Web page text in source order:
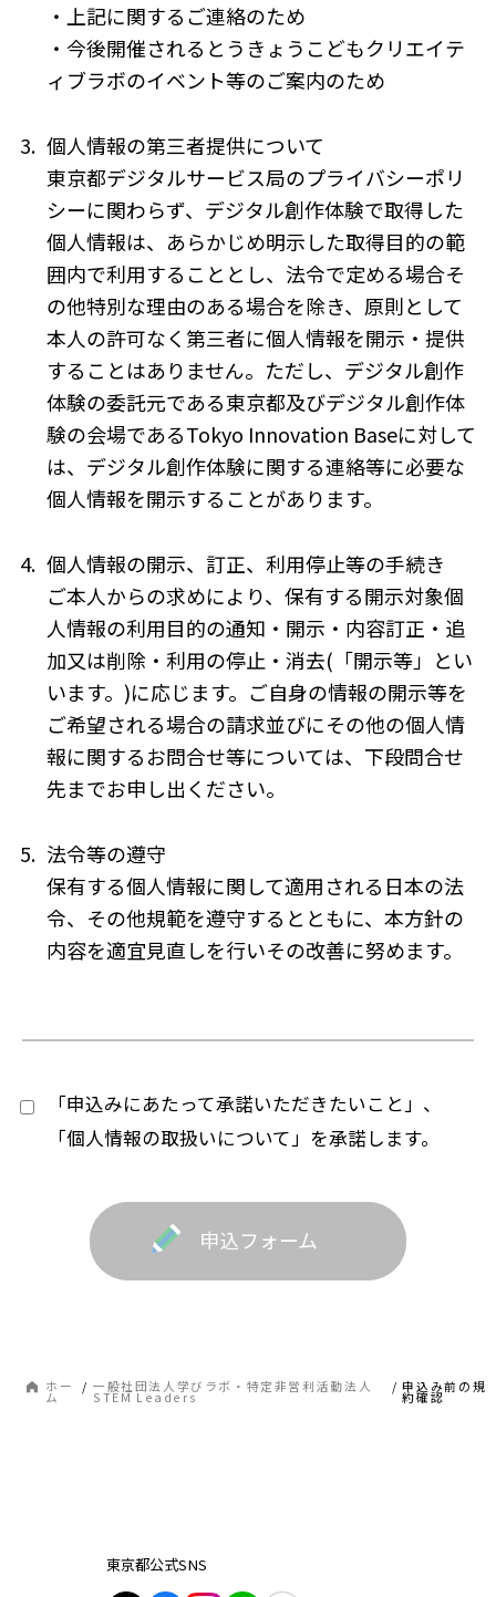
・上記に関するご連絡のため
・今後開催されるとうきょうこどもクリエイテ
ィブラボのイベント等のご案内のため
3. 個人情報の第三者提供について
東京都デジタルサービス局のプライバシーポリ
シーに関わらず、デジタル創作体験で取得した
個人情報は、あらかじめ明示した取得目的の範
囲内で利用することとし、法令で定める場合そ
の他特別な理由のある場合を除き、原則として
本人の許可なく第三者に個人情報を開示・提供
することはありません。ただし、デジタル創作
体験の委託元である東京都及びデジタル創作体
験の会場であるTokyo Innovation Baseに対して
は、デジタル創作体験に関する連絡等に必要な
個人情報を開示することがあります。
4. 個人情報の開示、訂正、利用停止等の手続き
ご本人からの求めにより、保有する開示対象個
人情報の利用目的の通知・開示・内容訂正・追
加又は削除・利用の停止・消去(「開示等」とい
います。)に応じます。ご自身の情報の開示等を
ご希望される場合の請求並びにその他の個人情
報に関するお問合せ等については、下段問合せ
先までお申し出ください。
5. 法令等の遵守
保有する個人情報に関して適用される日本の法
令、その他規範を遵守するとともに、本方針の
内容を適宜見直しを行いその改善に努めます。
「申込みにあたって承諾いただきたいこと」、
「個人情報の取扱いについて」を承諾します。
申込フォーム
ホー
ム
/ 一般社団法人学びラボ・特定非営利活動法人
STEM Leaders
/ 申込み前の規
約確認
東京都公式SNS